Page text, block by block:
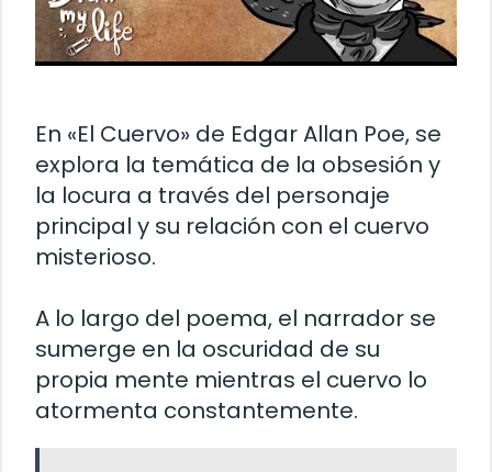
En «El Cuervo» de Edgar Allan Poe, se
explora la temática de la obsesión y
la locura a través del personaje
principal y su relación con el cuervo
misterioso.
A lo largo del poema, el narrador se
sumerge en la oscuridad de su
propia mente mientras el cuervo lo
atormenta constantemente.